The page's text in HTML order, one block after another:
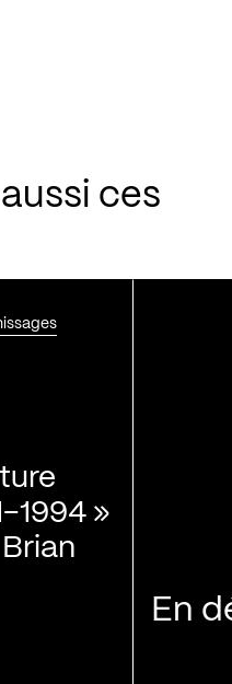
ces
1994 »
En